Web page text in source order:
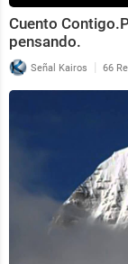
Cuento
pensando.
Señal Kairos | 66